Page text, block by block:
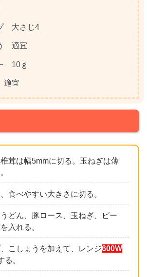
大さじ4
適宜
10ｇ
適宜
茸は幅5mmに切る。玉ねぎは薄
食べやすい大きさに切る。
どん、豚ロース、玉ねぎ、ピー
入れる。
こしょうを加えて、レンジ600W
る。